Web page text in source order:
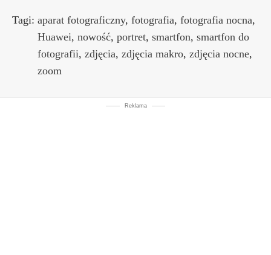
Tagi: aparat fotograficzny, fotografia, fotografia nocna,
Huawei, nowość, portret, smartfon, smartfon do
fotografii, zdjęcia, zdjęcia makro, zdjęcia nocne,
zoom
Reklama